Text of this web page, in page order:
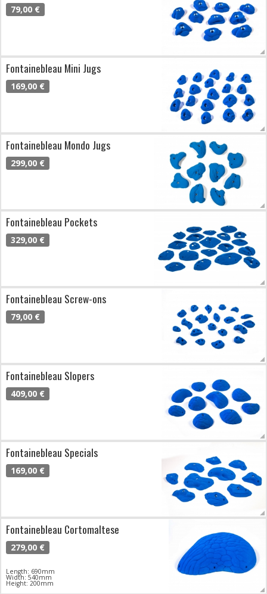
79,00 €
Fontainebleau Mini Jugs
169,00 €
Fontainebleau Mondo Jugs
299,00 €
Fontainebleau Pockets
329,00 €
Fontainebleau Screw-ons
79,00 €
Fontainebleau Slopers
409,00 €
Fontainebleau Specials
169,00 €
Fontainebleau Cortomaltese
279,00 €
Length: 690mm
Width: 540mm
Height: 200mm